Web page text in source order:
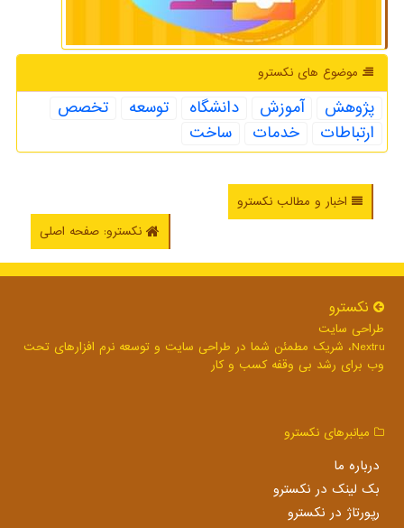
موضوع های نكسترو
پژوهش آموزش دانشگاه توسعه
تخصص
ارتباطات
خدمات ساخت
اخبار و مطالب نکسترو
نکسترو: صفحه اصلی
نكسترو
طراحی سایت
Nextru، شریک مطمئن شما در طراحی سایت و توسعه نرم افزارهای تحت
وب برای رشد بی وقفه کسب و کار
میانبرهای نكسترو
درباره ما
بک لینک در نكسترو
رپورتاژ در نكسترو